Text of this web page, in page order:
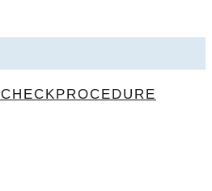
CHECKPROCEDURE